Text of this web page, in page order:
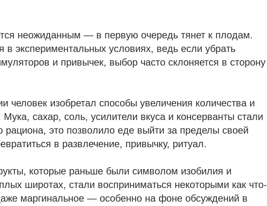
неожиданным — в первую очередь тянет к плодам.
в экспериментальных условиях, ведь если убрать
и привычек, выбор часто склоняется в сторону
человек изобретал способы увеличения количества и
сахар, соль, усилители вкуса и консерванты стали
рациона, это позволило еде выйти за пределы своей
в развлечение, привычку, ритуал.
которые раньше были символом изобилия и
широтах, стали восприниматься некоторыми как что-
маргинальное — особенно на фоне обсуждений в